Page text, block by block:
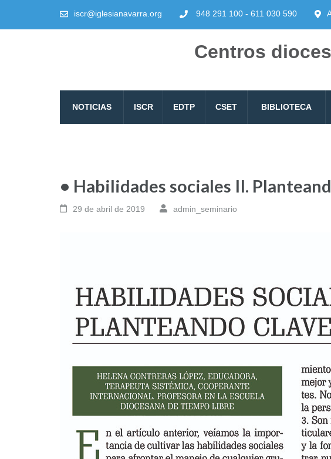
iscr@iglesianavarra.org 948 291 100 - 611 030 590
Centros
NOTICIAS ISCR EDTP CSET BIBLIOTECA
• Habilidades sociales II.
29 de abril de 2019 admin_seminario